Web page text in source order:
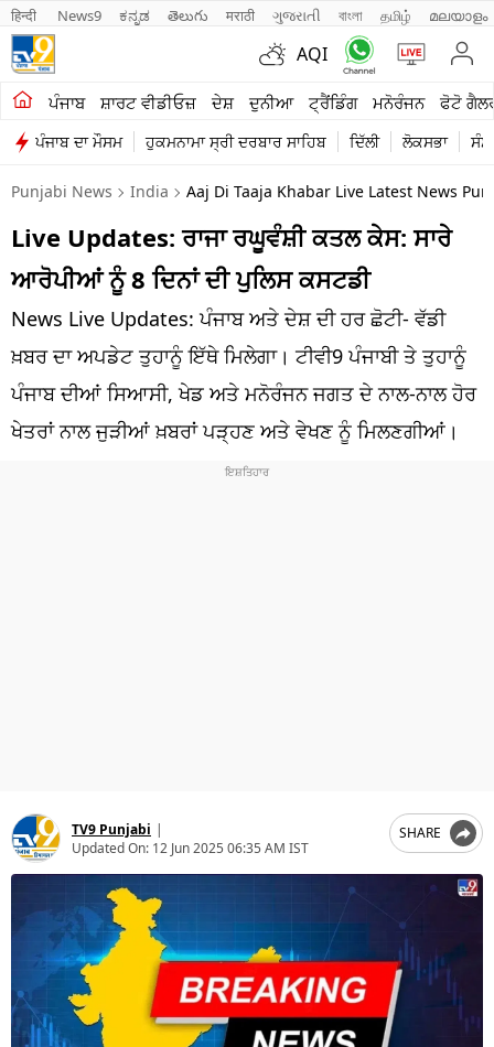
हिन्दी News9 ಕನ್ನಡ తెలుగు मराठी ગુજરાતી বাংলা தமிழ் മലയാളം
AQI
ਪੰਜਾਬ ਸ਼ਾਰਟ ਵੀਡੀਓਜ਼ ਦੇਸ਼ ਦੁਨੀਆ ਟ੍ਰੈਂਡਿੰਗ ਮਨੋਰੰਜਨ ਫੋਟੋ
ਪੰਜਾਬ ਦਾ ਮੌਸਮ ਹੁਕਮਨਾਮਾ ਸ੍ਰੀ ਦਰਬਾਰ ਸਾਹਿਬ ਦਿੱਲੀ ਲੋਕਸਭਾ
ਖੇਤੀਬਾੜੀ
ਸ਼ਾਰਟ ਵੀਡੀਓਜ਼
ਕਾਰੋਬਾਰ
ਕਰਿਅਰ
ਦੇਸ਼
ਲਾਈਫ ਸਟਾਈਲ
Punjabi News India Aaj Di Taaja Khabar Live Latest News
Live Updates: ਰਾਜਾ ਰਘੂਵੰਸ਼ੀ ਕਤਲ ਕੇਸ: ਸਾਰੇ
ਆਰੋਪੀਆਂ ਨੂੰ 8 ਦਿਨਾਂ ਦੀ ਪੁਲਿਸ ਕਸਟਡੀ
News Live Updates: ਪੰਜਾਬ ਅਤੇ ਦੇਸ਼ ਦੀ ਹਰ ਛੋਟੀ- ਵੱਡੀ
ਖ਼ਬਰ ਦਾ ਅਪਡੇਟ ਤੁਹਾਨੂੰ ਇੱਥੇ ਮਿਲੇਗਾ। ਟੀਵੀ9 ਪੰਜਾਬੀ ਤੇ ਤੁਹਾਨੂੰ
ਪੰਜਾਬ ਦੀਆਂ ਸਿਆਸੀ, ਖੇਡ ਅਤੇ ਮਨੋਰੰਜਨ ਜਗਤ ਦੇ ਨਾਲ-ਨਾਲ ਹੋਰ
ਖੇਤਰਾਂ ਨਾਲ ਜੁੜੀਆਂ ਖ਼ਬਰਾਂ ਪੜ੍ਹਣ ਅਤੇ ਵੇਖਣ ਨੂੰ ਮਿਲਣਗੀਆਂ।
TV9 Punjabi |
Updated On: 12 Jun 2025 06:35 AM IST
SHARE